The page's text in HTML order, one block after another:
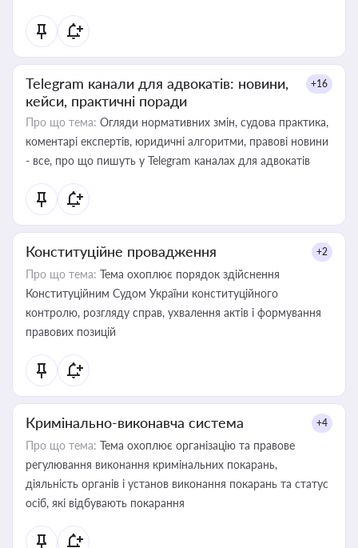
Telegram канали для адвокатів: новини,
кейси, практичні поради
+16
Про що тема: Огляди нормативних змін, судова практика,
коментарі експертів, юридичні алгоритми, правові новини
- все, про що пишуть у Telegram каналах для адвокатів
Конституційне провадження +2
Про що тема: Тема охоплює порядок здійснення
Конституційним Судом України конституційного
контролю, розгляду справ, ухвалення актів і формування
правових позицій
Кримінально-виконавча система +4
Про що тема: Тема охоплює організацію та правове
регулювання виконання кримінальних покарань,
діяльність органів і установ виконання покарань та статус
осіб, які відбувають покарання